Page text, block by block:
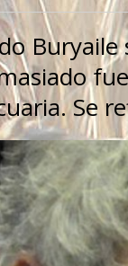
Se